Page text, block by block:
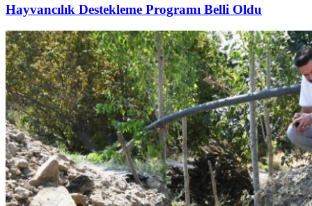
Hayvancılık Destekleme Programı Belli Oldu